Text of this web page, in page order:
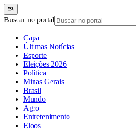
Buscar no portal
Capa
Últimas Notícias
Esporte
Eleições 2026
Política
Minas Gerais
Brasil
Mundo
Agro
Entretenimento
Eloos